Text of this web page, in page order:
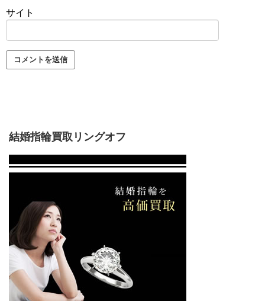
サイト
結婚指輪買取リングオフ